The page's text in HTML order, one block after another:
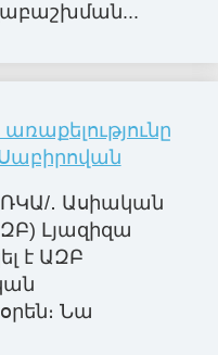
․ Ասիական
Լյազիզա
է ԱԶԲ
Նա